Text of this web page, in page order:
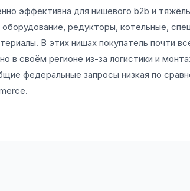
эффективна для нишевого b2b и
редукторы, котельные,
В этих нишах покупатель почти
в своём регионе из-за логистики и
федеральные запросы низкая по